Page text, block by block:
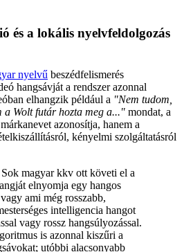
és a lokális nyelvfeldolgozás
nyelvű beszédfelismerés
hangsávját a rendszer azonnal
elhangzik például a "Nem tudom,
a Wolt futár hozta meg a..." mondat, a
azonosítja, hanem a
kényelmi szolgáltatásról
Sok magyar kkv ott követi el a
elnyomja egy hangos
ami még rosszabb,
intelligencia hangot
vagy rossz hangsúlyozással.
is azonnal kiszűri a
utóbbi alacsonyabb